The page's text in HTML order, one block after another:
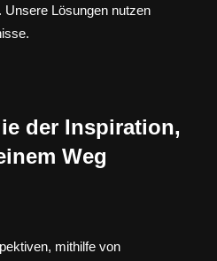
Lösungen nutzen
der Inspiration,
Weg
mithilfe von